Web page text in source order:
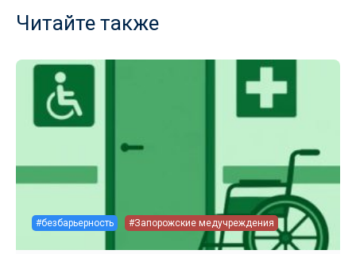
Читайте также
#безбарьерность #Запорожские медучреждения